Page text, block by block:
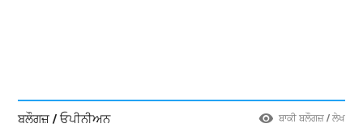
ਬਲੌਗਜ਼ / ਓਪੀਨੀਅਨ ਬਾਕੀ ਬਲੌਗਜ਼ / ਲੇਖ